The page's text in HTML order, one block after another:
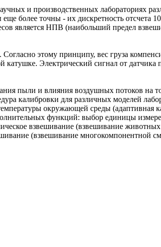
и производственных лабораториях
более точны - их дискретность отсчета
является НПВ (наибольший предел
этому принципу, вес груза
Электрический сигнал от датчика
пыли и влияния воздушных потоков на
калибровки для различных моделей
окружающей среды (адаптивная
функций: выбор единицы
взвешивание (взвешивание
(взвешивание многокомпонентной